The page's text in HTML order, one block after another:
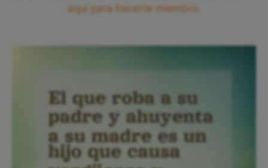
aquí para hacerte miembro.